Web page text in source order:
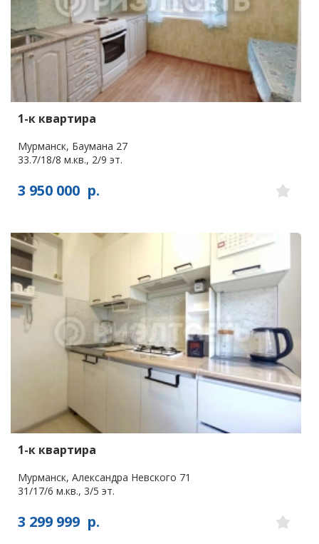
1-к квартира
Мурманск, Баумана 27
33.7/18/8 м.кв., 2/9 эт.
3 950 000 р.
1-к квартира
Мурманск, Александра Невского 71
31/17/6 м.кв., 3/5 эт.
3 299 999 р.